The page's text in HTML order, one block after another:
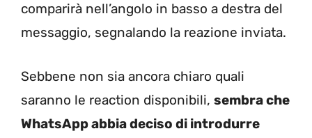
comparirà nell’angolo in basso a destra del
messaggio, segnalando la reazione inviata.
Sebbene non sia ancora chiaro quali
saranno le reaction disponibili, sembra che
WhatsApp abbia deciso di introdurre